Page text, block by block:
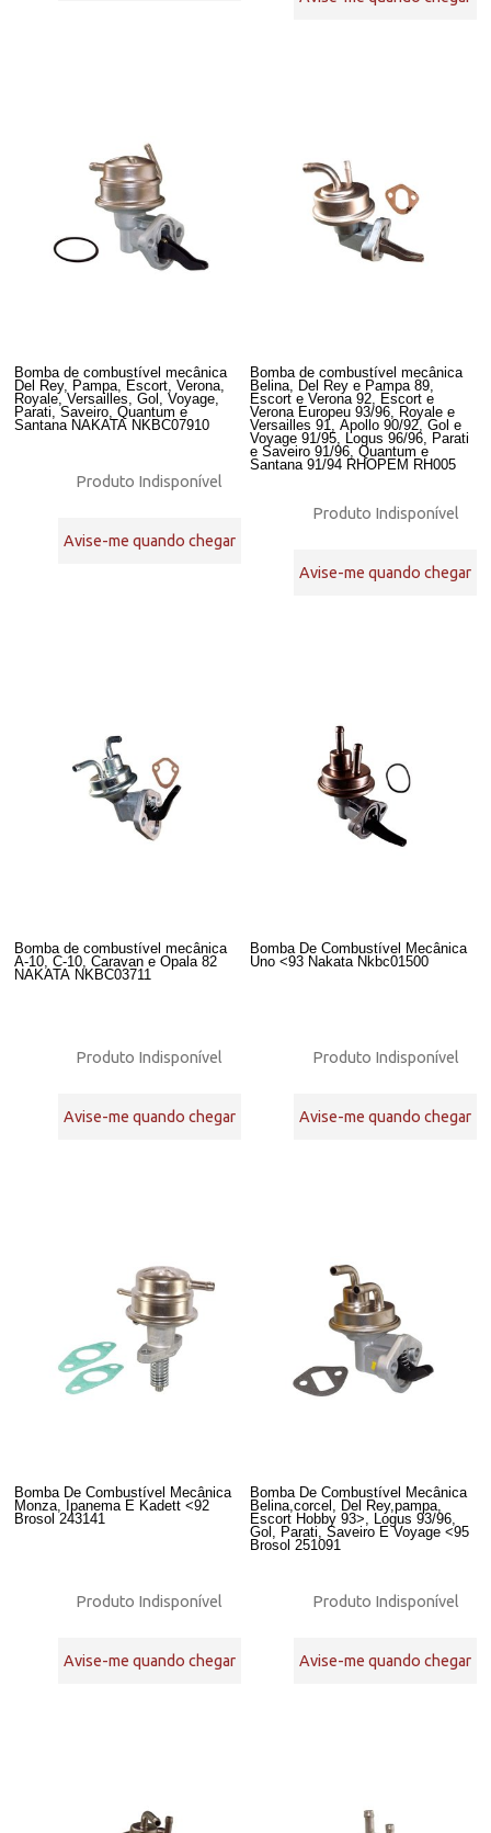
Bomba de combustível mecânica
Del Rey, Pampa, Escort, Verona,
Royale, Versailles, Gol, Voyage,
Parati, Saveiro, Quantum e
Santana NAKATA NKBC07910
Produto Indisponível
Avise-me quando chegar
Bomba de combustível mecânica
Belina, Del Rey e Pampa 89,
Escort e Verona 92, Escort e
Verona Europeu 93/96, Royale e
Versailles 91, Apollo 90/92, Gol e
Voyage 91/95, Logus 96/96, Parati
e Saveiro 91/96, Quantum e
Santana 91/94 RHOPEM RH005
Produto Indisponível
Avise-me quando chegar
Bomba de combustível mecânica
A-10, C-10, Caravan e Opala 82
NAKATA NKBC03711
Produto Indisponível
Avise-me quando chegar
Bomba De Combustível Mecânica
Uno <93 Nakata Nkbc01500
Produto Indisponível
Avise-me quando chegar
Bomba De Combustível Mecânica
Monza, Ipanema E Kadett <92
Brosol 243141
Produto Indisponível
Avise-me quando chegar
Bomba De Combustível Mecânica
Belina,corcel, Del Rey,pampa,
Escort Hobby 93>, Logus 93/96,
Gol, Parati, Saveiro E Voyage <95
Brosol 251091
Produto Indisponível
Avise-me quando chegar